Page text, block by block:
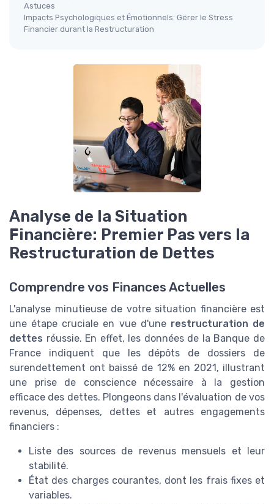
Astuces
Impacts Psychologiques et Émotionnels: Gérer le Stress
Financier durant la Restructuration
Analyse de la Situation
Financière: Premier Pas vers la
Restructuration de Dettes
Comprendre vos Finances Actuelles
L'analyse minutieuse de votre situation financière est
une étape cruciale en vue d'une restructuration de
dettes réussie. En effet, les données de la Banque de
France indiquent que les dépôts de dossiers de
surendettement ont baissé de 12% en 2021, illustrant
une prise de conscience nécessaire à la gestion
efficace des dettes. Plongeons dans l'évaluation de vos
revenus, dépenses, dettes et autres engagements
financiers :
Liste des sources de revenus mensuels et leur
stabilité.
État des charges courantes, dont les frais fixes et
variables.